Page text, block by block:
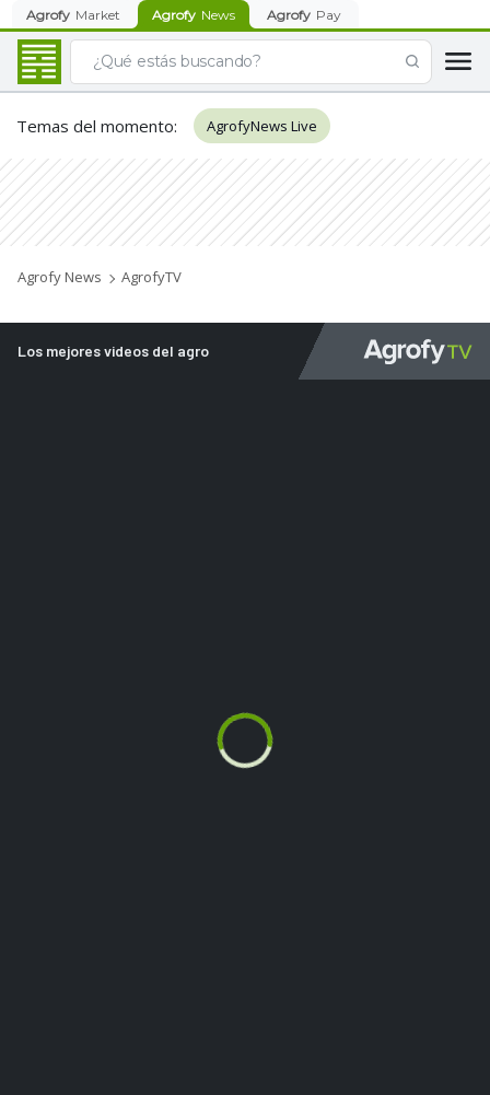
Agrofy Market Agrofy News Agrofy Pay
Temas del momento: AgrofyNews Live
Agrofy News AgrofyTV
Los mejores videos del agro